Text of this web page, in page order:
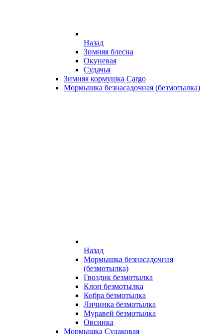
Назад
Зимняя блесна
Окуневая
Судачья
Зимняя кормушка Cargo
Мормышка безнасадочная (безмотылка)
Назад
Мормышка безнасадочная
(безмотылка)
Гвоздик безмотылка
Клоп безмотылка
Кобра безмотылка
Личинка безмотылка
Муравей безмотылка
Овсинка
Мормышка Судаковая